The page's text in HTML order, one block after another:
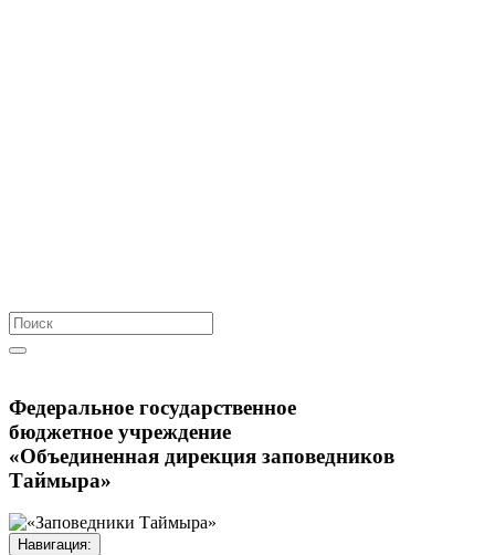
Федеральное государственное
бюджетное учреждение
«Объединенная дирекция заповедников
Таймыра»
Навигация: